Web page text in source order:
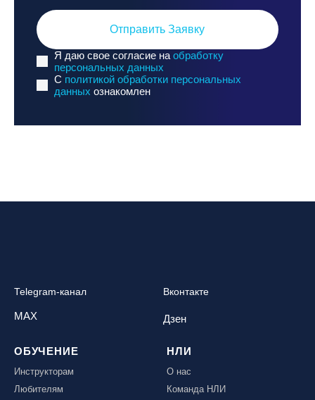
Отправить Заявку
Я даю свое согласие на обработку
персональных данных
C политикой обработки персональных
данных ознакомлен
Telegram-канал Вконтакте
MAX Дзен
ОБУЧЕНИЕ
Инструкторам
Любителям
НЛИ
О нас
Команда НЛИ